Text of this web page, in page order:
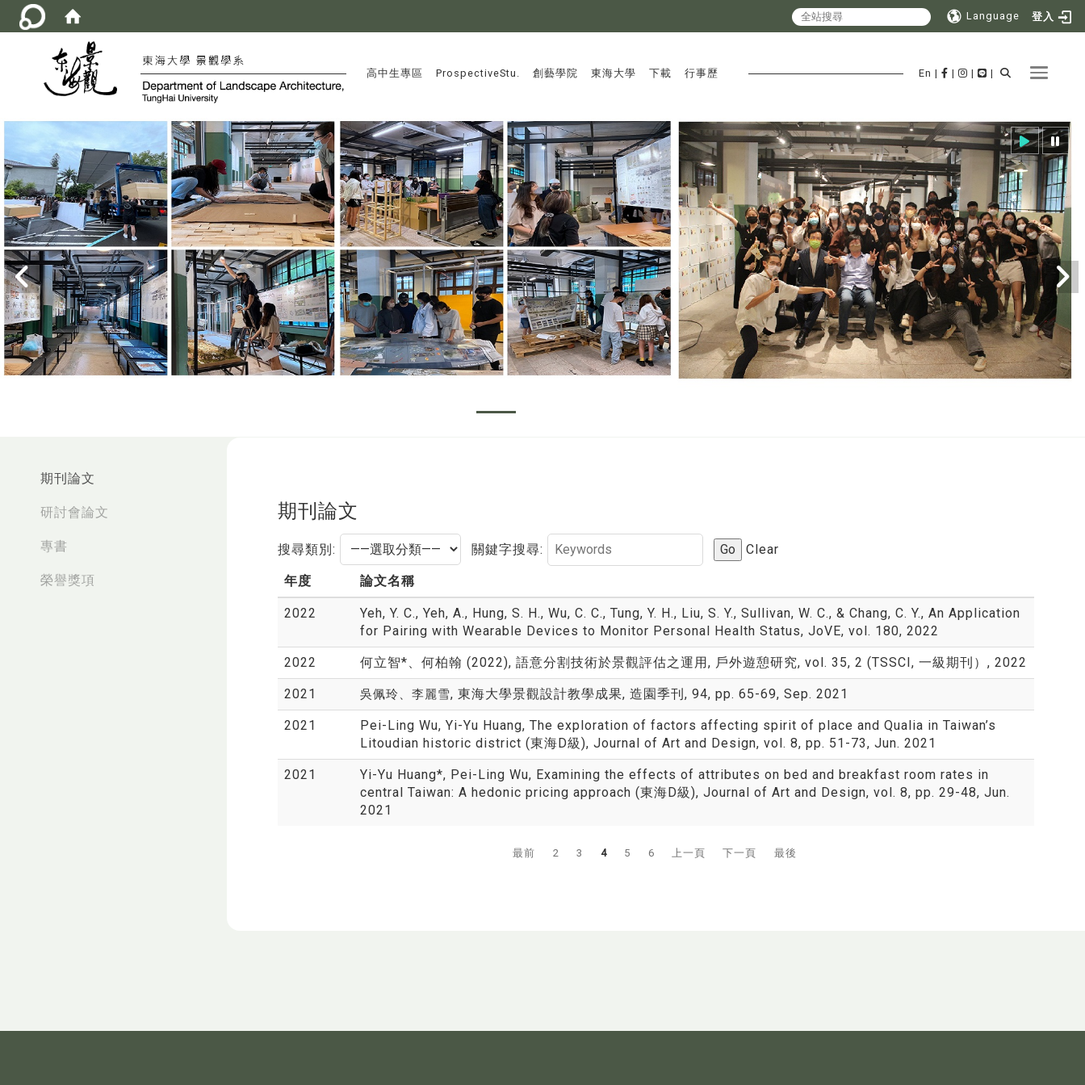
Language 登入
Toggle
:::
高中生專區 ProspectiveStu. 創藝學院 東海大學 下載 行事歷 En | | | |
期刊論文
研討會論文
專書
榮譽獎項
期刊論文
搜尋類別: 關鍵字搜尋: Go Clear
年度 論文名稱
2022
Yeh, Y. C., Yeh, A., Hung, S. H., Wu, C. C., Tung, Y. H., Liu, S. Y., Sullivan, W. C., & Chang, C. Y., An Application
for Pairing with Wearable Devices to Monitor Personal Health Status, JoVE, vol. 180, 2022
2022 何立智*、何柏翰 (2022), 語意分割技術於景觀評估之運用, 戶外遊憩研究, vol. 35, 2 (TSSCI, 一級期刊）, 2022
2021 吳佩玲、李麗雪, 東海大學景觀設計教學成果, 造園季刊, 94, pp. 65-69, Sep. 2021
2021
Pei-Ling Wu, Yi-Yu Huang, The exploration of factors affecting spirit of place and Qualia in Taiwan’s
Litoudian historic district (東海D級), Journal of Art and Design, vol. 8, pp. 51-73, Jun. 2021
2021
Yi-Yu Huang*, Pei-Ling Wu, Examining the effects of attributes on bed and breakfast room rates in
central Taiwan: A hedonic pricing approach (東海D級), Journal of Art and Design, vol. 8, pp. 29-48, Jun.
2021
最前 2 3 4 5 6 上一頁 下一頁 最後